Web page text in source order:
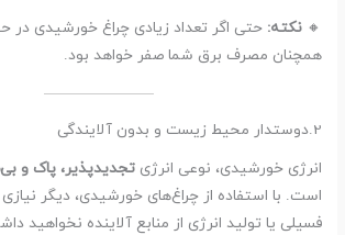
🔸نکته: حتی اگر تعداد زیادی چراغ خورشیدی در
همچنان مصرف برق شما صفر خواهد بود.
2.دوستدار محیط زیست و بدون آلایندگی
انرژی خورشیدی، نوعی انرژیتجدیدپذیر، پاک و
است. با استفاده از چراغ‌های خورشیدی، دیگر
فسیلی یا تولید انرژی از منابع آلاینده نخواهید